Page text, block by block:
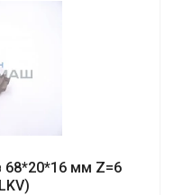
68*20*16 мм Z=6